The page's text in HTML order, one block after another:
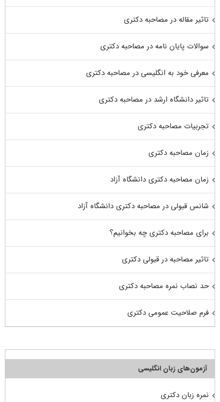
تاثیر مقاله در مصاحبه دکتری
سوالات پایان نامه در مصاحبه دکتری
معرفی خود به انگلیسی در مصاحبه دکتری
تاثیر دانشگاه ارشد در مصاحبه دکتری
تجربیات مصاحبه دکتری
زمان مصاحبه دکتری
زمان مصاحبه دکتری دانشگاه آزاد
شانس قبولی در مصاحبه دکتری دانشگاه آزاد
برای مصاحبه دکتری چه بخوانیم؟
تاثیر مصاحبه در قبولی دکتری
حد نصاب نمره مصاحبه دکتری
فرم صلاحیت عمومی دکتری
آزمون‌های زبان انگلیسی
نمره زبان دکتری